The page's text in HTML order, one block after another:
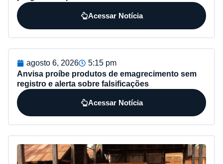
Acessar Notícia
agosto 6, 2026
5:15 pm
Anvisa proíbe produtos de emagrecimento sem
registro e alerta sobre falsificações
Acessar Notícia